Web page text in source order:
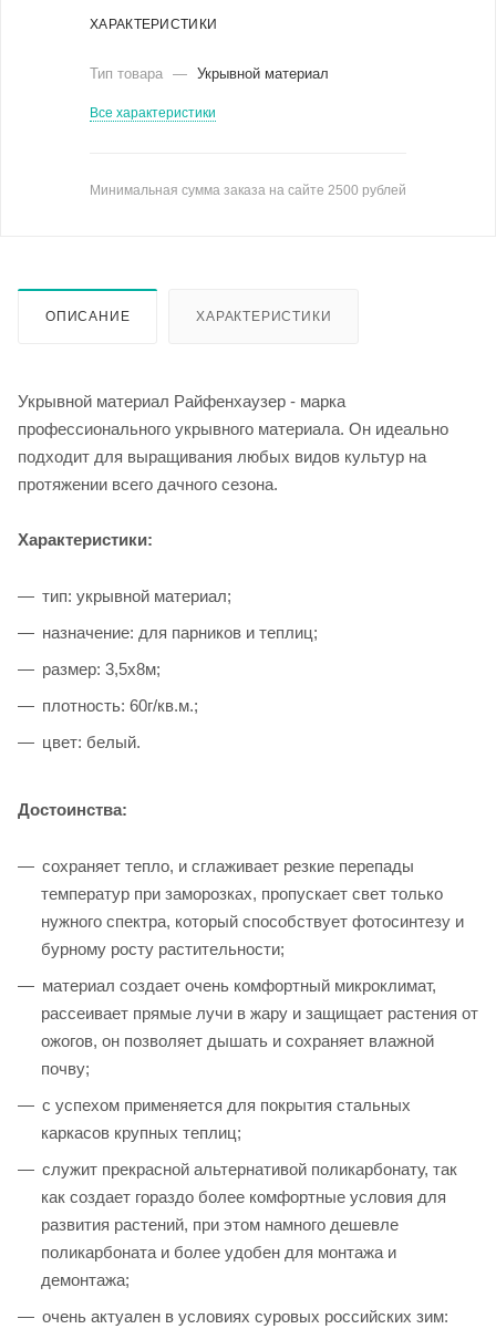
ХАРАКТЕРИСТИКИ
Тип товара — Укрывной материал
Все характеристики
Минимальная сумма заказа на сайте 2500 рублей
ОПИСАНИЕ ХАРАКТЕРИСТИКИ
Укрывной материал Райфенхаузер - марка
профессионального укрывного материала. Он идеально
подходит для выращивания любых видов культур на
протяжении всего дачного сезона.
Характеристики:
тип: укрывной материал;
назначение: для парников и теплиц;
размер: 3,5х8м;
плотность: 60г/кв.м.;
цвет: белый.
Достоинства:
сохраняет тепло, и сглаживает резкие перепады
температур при заморозках, пропускает свет только
нужного спектра, который способствует фотосинтезу и
бурному росту растительности;
материал создает очень комфортный микроклимат,
рассеивает прямые лучи в жару и защищает растения от
ожогов, он позволяет дышать и сохраняет влажной
почву;
с успехом применяется для покрытия стальных
каркасов крупных теплиц;
служит прекрасной альтернативой поликарбонату, так
как создает гораздо более комфортные условия для
развития растений, при этом намного дешевле
поликарбоната и более удобен для монтажа и
демонтажа;
очень актуален в условиях суровых российских зим: